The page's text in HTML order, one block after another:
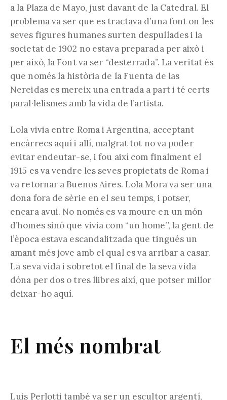
a la Plaza de Mayo, just davant de la Catedral. El
problema va ser que es tractava d’una font on les
seves figures humanes surten despullades i la
societat de 1902 no estava preparada per això i
per això, la Font va ser “desterrada”. La veritat és
que només la història de la Fuenta de las
Nereidas es mereix una entrada a part i té certs
paral·lelismes amb la vida de l’artista.
Lola vivia entre Roma i Argentina, acceptant
encàrrecs aquí i allí, malgrat tot no va poder
evitar endeutar-se, i fou així com finalment el
1915 es va vendre les seves propietats de Roma i
va retornar a Buenos Aires. Lola Mora va ser una
dona fora de sèrie en el seu temps, i potser,
encara avui. No només es va moure en un món
d’homes sinó que vivia com “un home”, la gent de
l’època estava escandalitzada que tingués un
amant més jove amb el qual es va arribar a casar.
La seva vida i sobretot el final de la seva vida
dóna per dos o tres llibres així, que potser millor
deixar-ho aquí.
El més nombrat
Luis Perlotti també va ser un escultor argentí,